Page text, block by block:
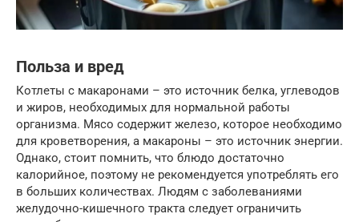
Польза и вред
Котлеты с макаронами – это источник белка, углеводов
и жиров, необходимых для нормальной работы
организма. Мясо содержит железо, которое необходимо
для кроветворения, а макароны – это источник энергии.
Однако, стоит помнить, что блюдо достаточно
калорийное, поэтому не рекомендуется употреблять его
в больших количествах. Людям с заболеваниями
желудочно-кишечного тракта следует ограничить